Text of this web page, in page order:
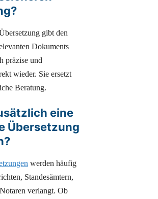
gibt den
Dokuments
präzise und
wieder. Sie ersetzt
Beratung.
eine
Übersetzung
werden häufig
Standesämtern,
verlangt. Ob